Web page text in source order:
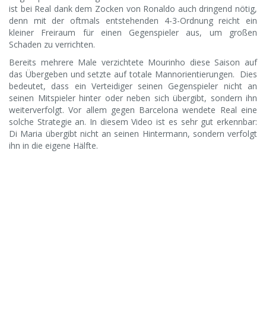
ist bei Real dank dem Zocken von Ronaldo auch dringend nötig,
denn mit der oftmals entstehenden 4-3-Ordnung reicht ein
kleiner Freiraum für einen Gegenspieler aus, um großen
Schaden zu verrichten.
Bereits mehrere Male verzichtete Mourinho diese Saison auf
das Übergeben und setzte auf totale Mannorientierungen. Dies
bedeutet, dass ein Verteidiger seinen Gegenspieler nicht an
seinen Mitspieler hinter oder neben sich übergibt, sondern ihn
weiterverfolgt. Vor allem gegen Barcelona wendete Real eine
solche Strategie an. In diesem Video ist es sehr gut erkennbar:
Di Maria übergibt nicht an seinen Hintermann, sondern verfolgt
ihn in die eigene Hälfte.